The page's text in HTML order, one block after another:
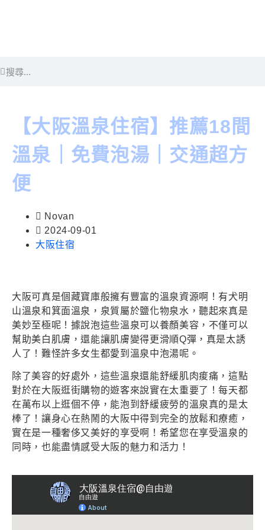
【大阪溫泉住宿】推薦18間
溫泉｜免費泡湯｜交通超方
便
Novan
2024-09-01
大阪住宿
大阪可真是個藏寶庫般擁有豐富的溫泉資源啊！有犬明
山溫泉和箕面溫泉，泉質屬於鹽化物泉水，聽起來真是
美妙至極呢！據說泡這些溫泉可以養顏美容，不僅可以
幫助美白肌膚，還能讓肌膚變得更滑順Q彈，真是太誘
人了！難怪許多女生都愛到溫泉中泡湯呢。
除了美容的好處外，這些溫泉還能舒緩肌肉痠痛，這點
對於在大阪逛街購物的遊客來說實在太重要了！每天都
在萬布以上逛個不停，能泡到舒緩疲勞的溫泉真的是太
棒了！讓身心在熱鬧的大阪中得到完全的放鬆和療癒，
實在是一種奢侈又美好的享受啊！希望您在享受溫泉的
同時，也能盡情感受大阪的魅力和活力！